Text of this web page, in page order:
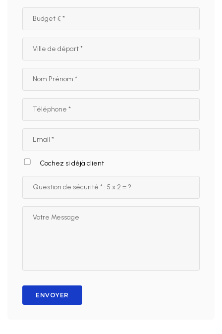
Cochez si dèjà client
ENVOYER